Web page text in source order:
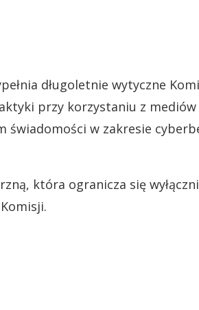
długoletnie wytyczne
przy korzystaniu z mediów
świadomości w zakresie
która ogranicza się